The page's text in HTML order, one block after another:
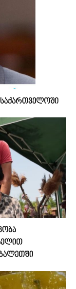
საქართველოში